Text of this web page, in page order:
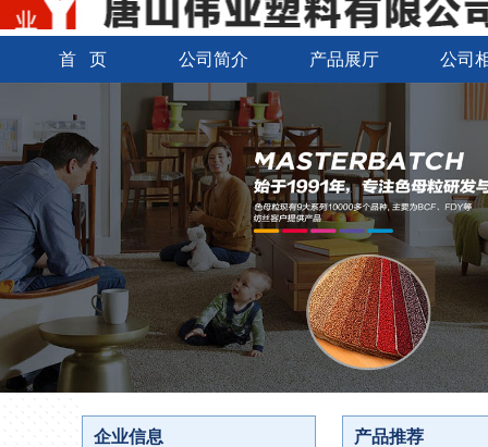
首 页 公司简介 产品展厅 公司
企业信息 产品推荐